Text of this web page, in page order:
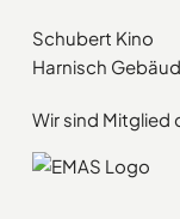
Schubert Kino
Harnisch
Wir sind Mitglied